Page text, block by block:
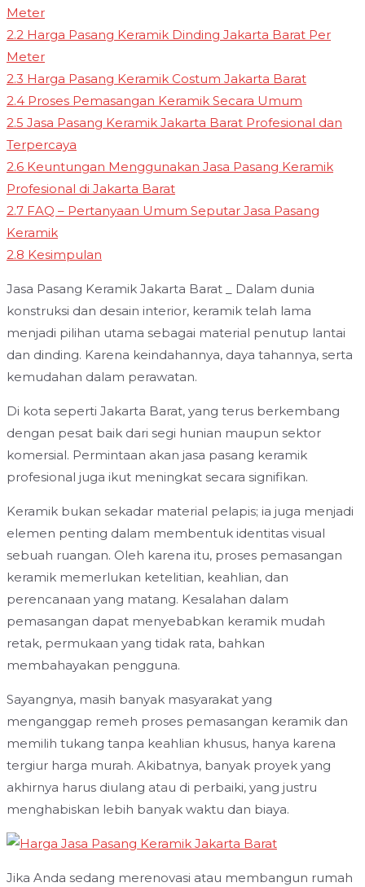
Meter
2.2 Harga Pasang Keramik Dinding Jakarta Barat Per
Meter
2.3 Harga Pasang Keramik Costum Jakarta Barat
2.4 Proses Pemasangan Keramik Secara Umum
2.5 Jasa Pasang Keramik Jakarta Barat Profesional dan
Terpercaya
2.6 Keuntungan Menggunakan Jasa Pasang Keramik
Profesional di Jakarta Barat
2.7 FAQ – Pertanyaan Umum Seputar Jasa Pasang
Keramik
2.8 Kesimpulan
Jasa Pasang Keramik Jakarta Barat _ Dalam dunia
konstruksi dan desain interior, keramik telah lama
menjadi pilihan utama sebagai material penutup lantai
dan dinding. Karena keindahannya, daya tahannya, serta
kemudahan dalam perawatan.
Di kota seperti Jakarta Barat, yang terus berkembang
dengan pesat baik dari segi hunian maupun sektor
komersial. Permintaan akan jasa pasang keramik
profesional juga ikut meningkat secara signifikan.
Keramik bukan sekadar material pelapis; ia juga menjadi
elemen penting dalam membentuk identitas visual
sebuah ruangan. Oleh karena itu, proses pemasangan
keramik memerlukan ketelitian, keahlian, dan
perencanaan yang matang. Kesalahan dalam
pemasangan dapat menyebabkan keramik mudah
retak, permukaan yang tidak rata, bahkan
membahayakan pengguna.
Sayangnya, masih banyak masyarakat yang
menganggap remeh proses pemasangan keramik dan
memilih tukang tanpa keahlian khusus, hanya karena
tergiur harga murah. Akibatnya, banyak proyek yang
akhirnya harus diulang atau di perbaiki, yang justru
menghabiskan lebih banyak waktu dan biaya.
Jika Anda sedang merenovasi atau membangun rumah